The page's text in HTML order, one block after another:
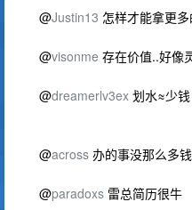
@Justin13 怎样才能拿更多
@visonme 存在价值..好像
@dreamerlv3ex 划水≈少钱
@across 办的事没那么多钱
@paradoxs 雷总简历很牛